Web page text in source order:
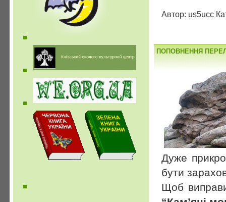
Автор: us5ucc
ПОПОВНЕННЯ
Дуже
бути
Щоб